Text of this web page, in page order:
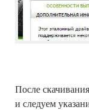
После
и следуем